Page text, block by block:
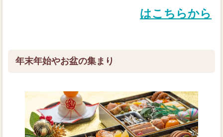
はこちらから
年末年始やお盆の集まり